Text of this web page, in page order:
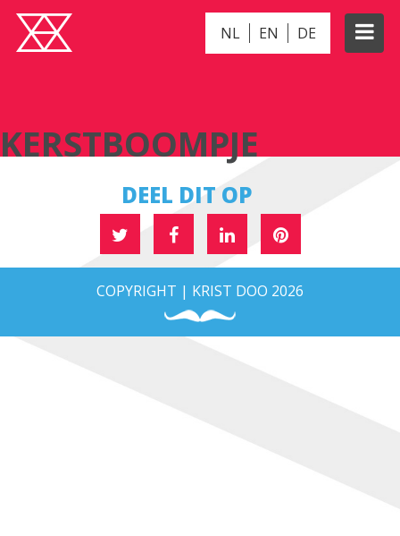
NL EN DE
KERSTBOOMPJE
DEEL DIT OP
COPYRIGHT | KRIST DOO 2026